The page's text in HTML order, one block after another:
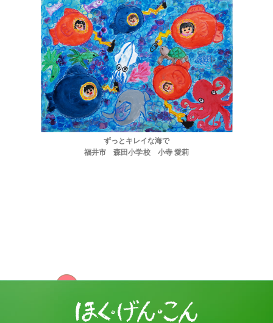
ずっとキレイな海で
福井市 森田小学校 小寺 愛莉